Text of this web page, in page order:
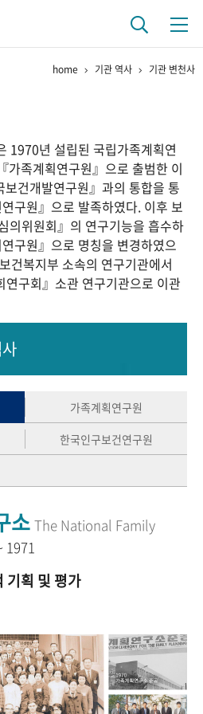
연구 역사
연구자들
행정박물 영상 기록물
home 기관 역사 기관 변천사
1970년 설립된 국립가족계획연
가족계획연구원』으로 출범한 이
건개발연구원』과의 통합을 통
구원』으로 발족하였다. 이후 보
의위원회』의 연구기능을 흡수하
구원』으로 명칭을 변경하였으
건복지부 소속의 연구기관에서
구회』소관 연구기관으로 이관
가족계획연구원
한국인구보건연구원
소 The National Family
1971
기획 및 평가